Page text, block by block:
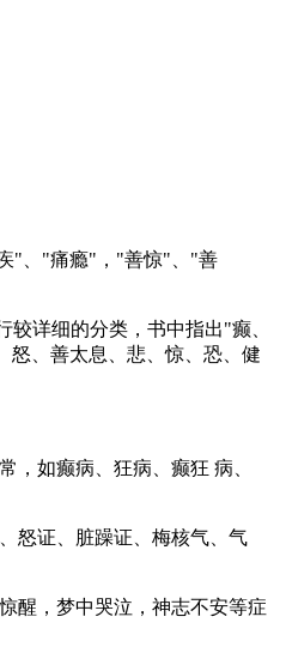
"、"痛瘾"，"善惊"、"善
详细的分类，书中指出"癫、
怒、善太息、悲、惊、恐、健
如癫病、狂病、癫狂 病、
怒证、脏躁证、梅核气、气
醒，梦中哭泣，神志不安等症